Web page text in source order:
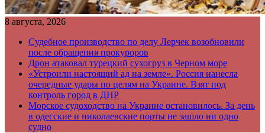
8 августа, 2026
Судебное производство по делу Лерчек возобновили
после обращения прокуроров
Дрон атаковал турецкий сухогруз в Черном море
«Устроили настоящий ад на земле». Россия нанесла
очередные удары по целям на Украине. Взят под
контроль город в ДНР
Морское судоходство на Украине остановилось. За день
в одесские и николаевские порты не зашло ни одно
судно